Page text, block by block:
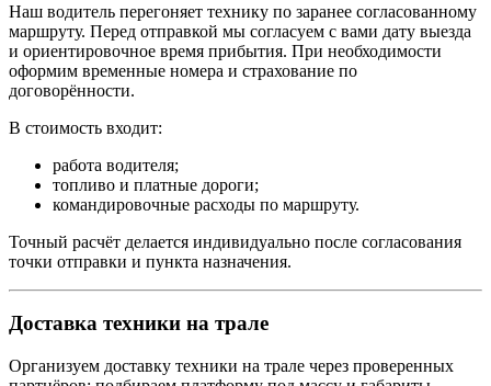
Наш водитель перегоняет технику по заранее согласованному
маршруту. Перед отправкой мы согласуем с вами дату выезда
и ориентировочное время прибытия. При необходимости
оформим временные номера и страхование по
договорённости.
В стоимость входит:
работа водителя;
топливо и платные дороги;
командировочные расходы по маршруту.
Точный расчёт делается индивидуально после согласования
точки отправки и пункта назначения.
Доставка техники на трале
Организуем доставку техники на трале через проверенных